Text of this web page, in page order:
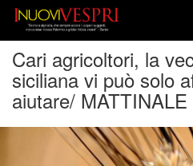
Cari agricoltori, la
siciliana vi può solo
aiutare/